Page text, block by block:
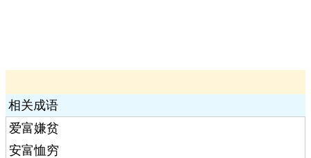
相关成语
爱富嫌贫
安富恤穷